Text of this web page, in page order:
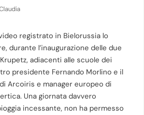
registrato in Bielorussia lo
durante l’inaugurazione delle due
adiacenti alle scuole dei
presidente Fernando Morlino e il
Arcoiris e manager europeo di
Una giornata davvero
incessante, non ha permesso